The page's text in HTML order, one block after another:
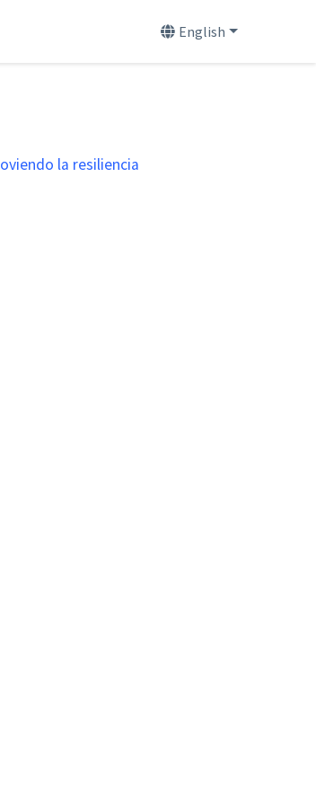
English
la resiliencia